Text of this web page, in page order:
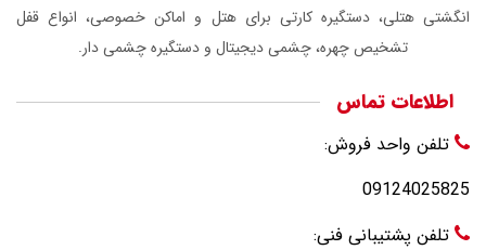
انگشتی هتلی، دستگیره کارتی برای هتل و اماکن خصوصی، انواع قفل
تشخیص چهره، چشمی دیجیتال و دستگیره چشمی دار.
اطلاعات تماس
تلفن واحد فروش:
09124025825
تلفن پشتیبانی فنی: